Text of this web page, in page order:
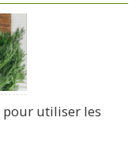
pour utiliser les